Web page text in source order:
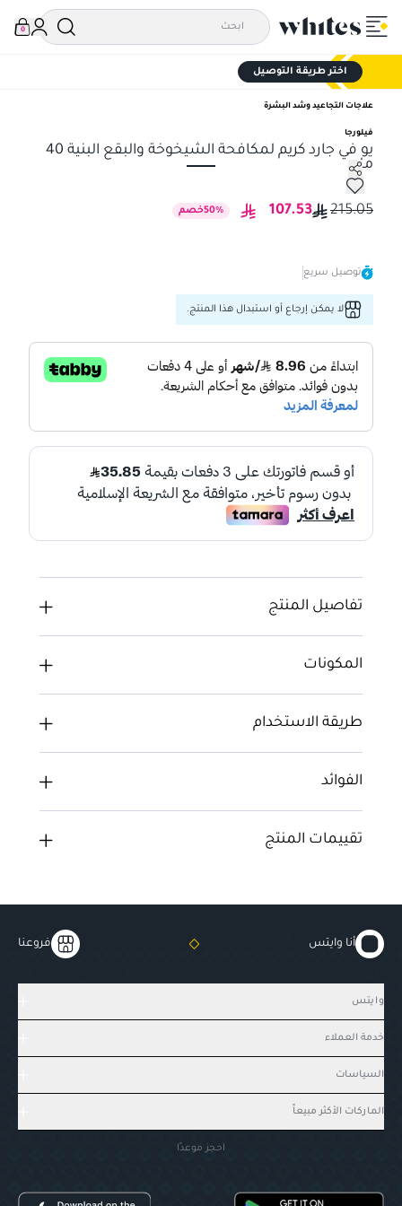
0
اختر طريقة التوصيل
علاجات التجاعيد وشد البشرة
فيلورجا
يو في جارد كريم لمكافحة الشيخوخة والبقع البنية 40
مل
يو في جارد كريم لمكافحة الشيخوخة والبقع البنية 40 مل
215.05
107.53
50% خصم
توصيل سريع
لا يمكن إرجاع أو استبدال هذا المنتج.
تفاصيل المنتج
المكونات
طريقة الاستخدام
الفوائد
تقييمات المنتج
أنا وايتس فروعنا
وايتس
خدمة العملاء
السياسات
الماركات الأكثر مبيعاً
احجز موعدًا